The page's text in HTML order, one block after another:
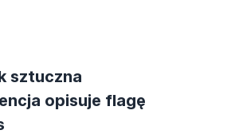
sztuczna
opisuje flagę